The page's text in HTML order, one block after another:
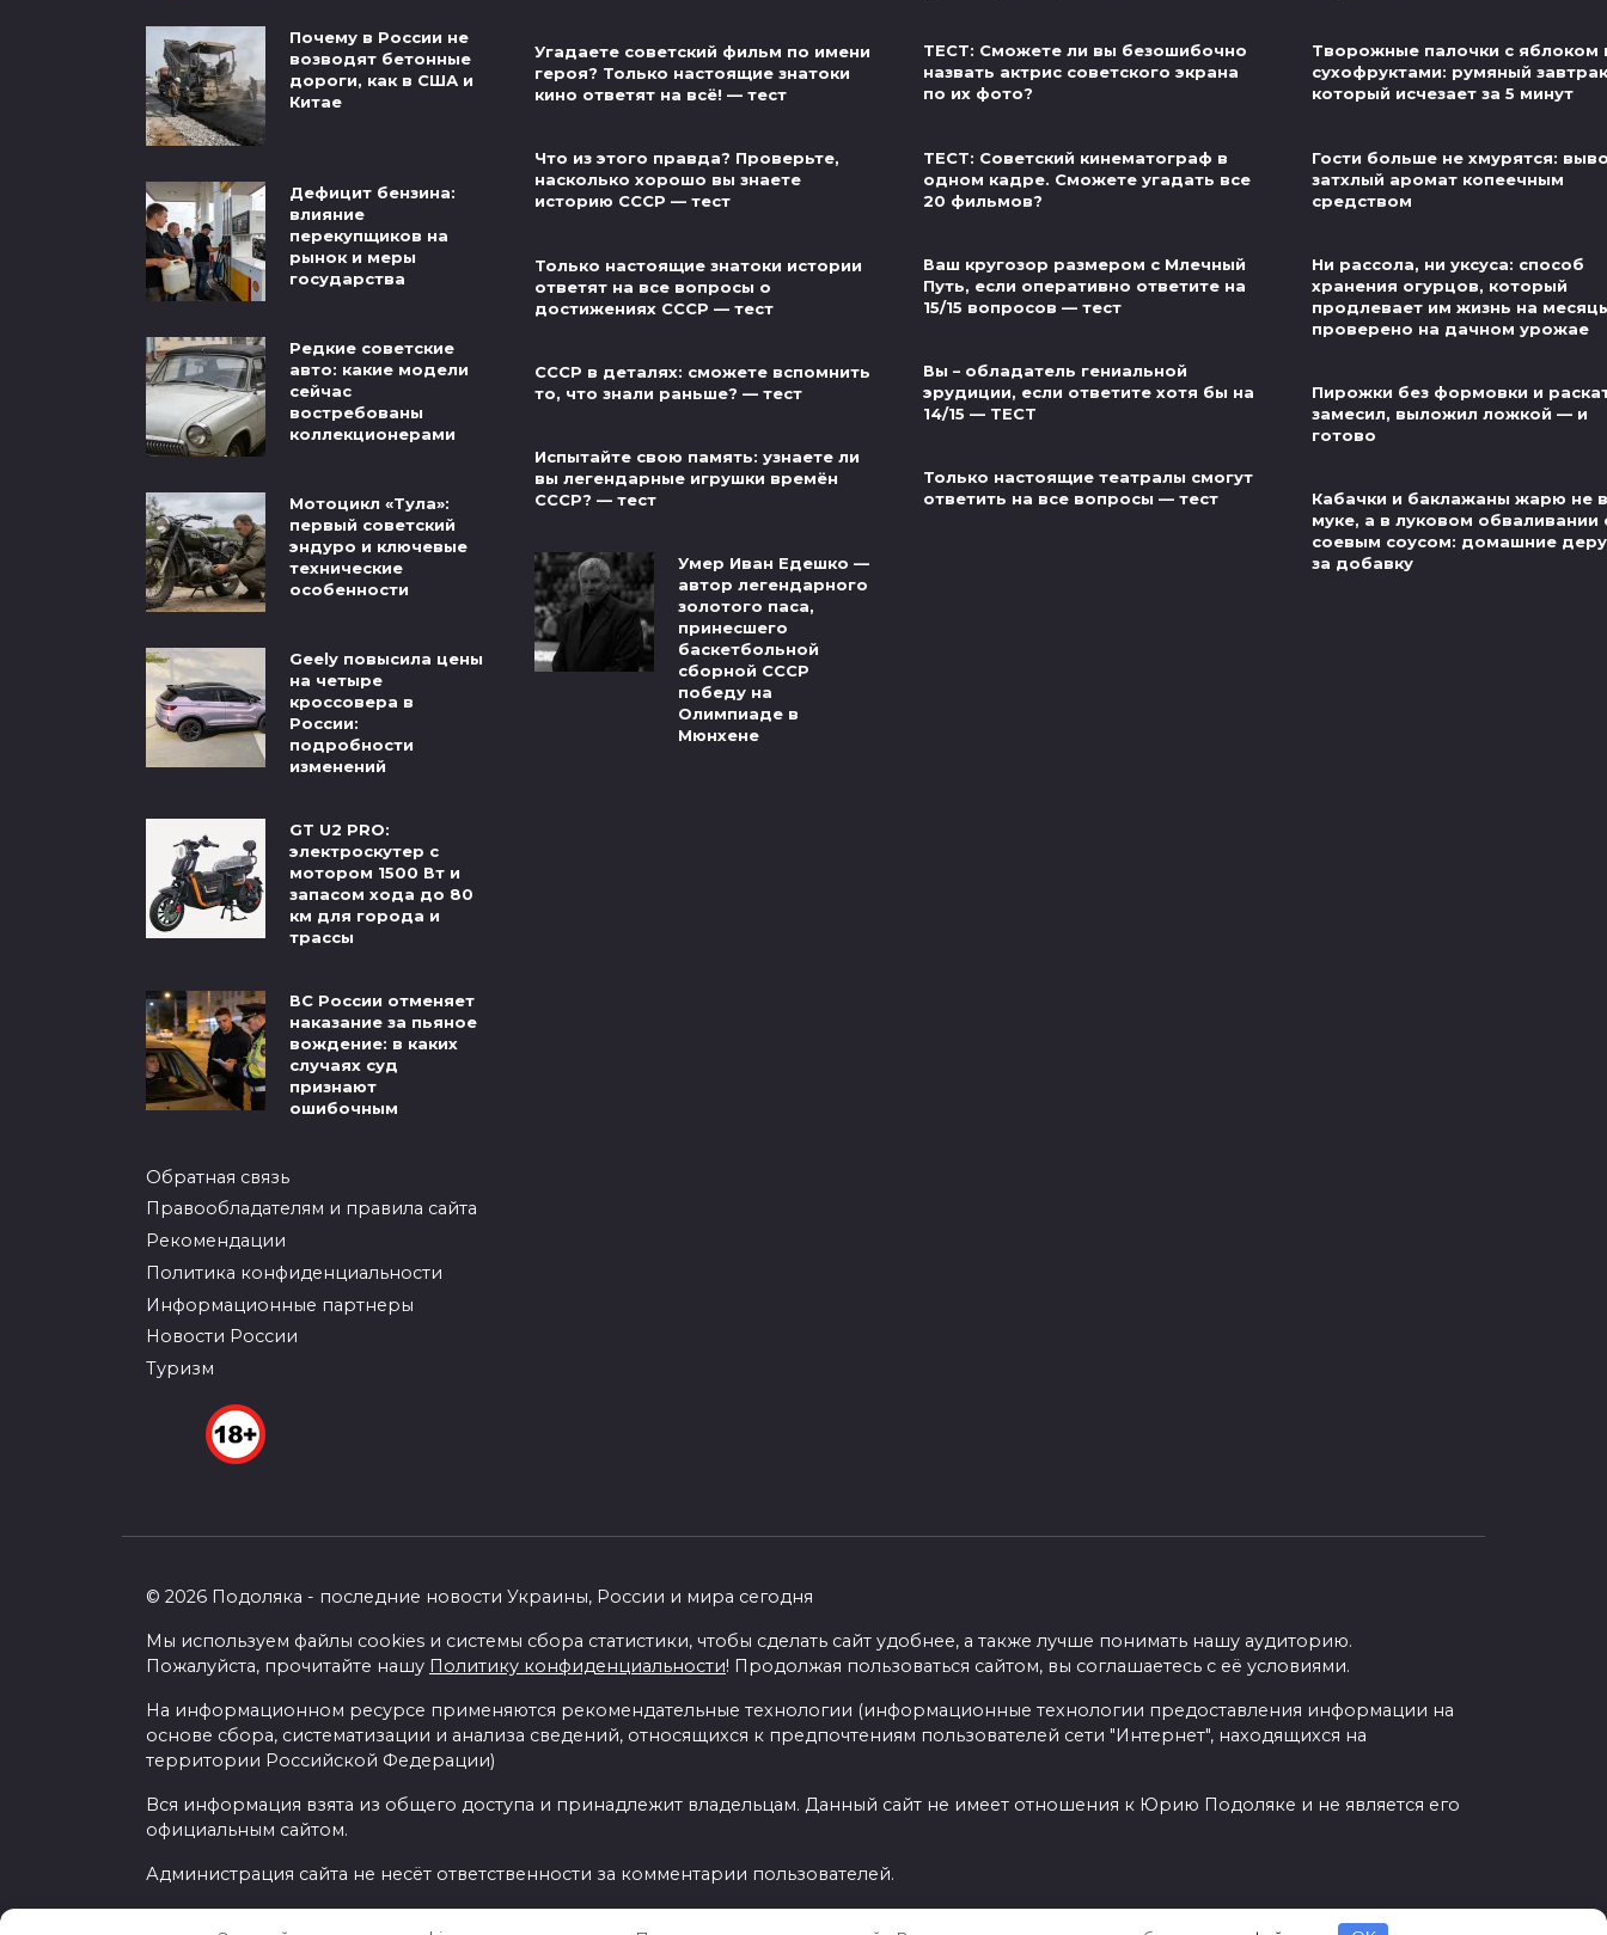
Почему в России не
возводят бетонные
дороги, как в США и
Китае
Дефицит бензина:
влияние
перекупщиков на
рынок и меры
государства
Редкие советские
авто: какие модели
сейчас
востребованы
коллекционерами
Мотоцикл «Тула»:
первый советский
эндуро и ключевые
технические
особенности
Geely повысила цены
на четыре
кроссовера в
России:
подробности
изменений
GT U2 PRO:
электроскутер с
мотором 1500 Вт и
запасом хода до 80
км для города и
трассы
ВС России отменяет
наказание за пьяное
вождение: в каких
случаях суд
признают
ошибочным
Обратная связь
Правообладателям и правила сайта
Рекомендации
Политика конфиденциальности
Информационные партнеры
Новости России
Туризм
Угадаете советский фильм по имени
героя? Только настоящие знатоки
кино ответят на всё! — тест
Что из этого правда? Проверьте,
насколько хорошо вы знаете
историю СССР — тест
Только настоящие знатоки истории
ответят на все вопросы о
достижениях СССР — тест
СССР в деталях: сможете вспомнить
то, что знали раньше? — тест
Испытайте свою память: узнаете ли
вы легендарные игрушки времён
СССР? — тест
Умер Иван Едешко —
автор легендарного
золотого паса,
принесшего
баскетбольной
сборной СССР
победу на
Олимпиаде в
Мюнхене
ТЕСТ: Сможете ли вы безошибочно
назвать актрис советского экрана
по их фото?
ТЕСТ: Советский кинематограф в
одном кадре. Сможете угадать все
20 фильмов?
Ваш кругозор размером с Млечный
Путь, если оперативно ответите на
15/15 вопросов — тест
Вы – обладатель гениальной
эрудиции, если ответите хотя бы на
14/15 — ТЕСТ
Только настоящие театралы смогут
ответить на все вопросы — тест
Творожные палочки с яблоком
сухофруктами: румяный
который исчезает за 5 минут
Гости больше не хмурятся:
затхлый аромат копеечным
средством
Ни рассола, ни уксуса: способ
хранения огурцов, который
продлевает им жизнь на
проверено на дачном урожае
Пирожки без формовки и
замесил, выложил ложкой — и
готово
Кабачки и баклажаны жарю не в
муке, а в луковом обваливании
соевым соусом: домашние
за добавку
© 2026 Подоляка - последние новости Украины, России и мира сегодня
Мы используем файлы cookies и системы сбора статистики, чтобы сделать сайт удобнее, а также лучше понимать нашу аудиторию.
Пожалуйста, прочитайте нашу Политику конфиденциальности! Продолжая пользоваться сайтом, вы соглашаетесь с её условиями.
На информационном ресурсе применяются рекомендательные технологии (информационные технологии предоставления информации на
основе сбора, систематизации и анализа сведений, относящихся к предпочтениям пользователей сети "Интернет", находящихся на
территории Российской Федерации)
Вся информация взята из общего доступа и принадлежит владельцам. Данный сайт не имеет отношения к Юрию Подоляке и не является его
официальным сайтом.
Администрация сайта не несёт ответственности за комментарии пользователей.